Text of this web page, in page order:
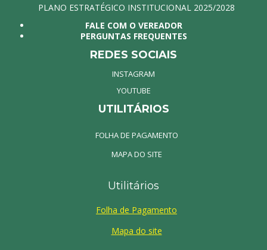
PLANO ESTRATÉGICO INSTITUCIONAL 2025/2028
FALE COM O VEREADOR
PERGUNTAS FREQUENTES
REDES SOCIAIS
INSTAGRAM
YOUTUBE
UTILITÁRIOS
FOLHA DE PAGAMENTO
MAPA DO SITE
Utilitários
Folha de Pagamento
Mapa do site